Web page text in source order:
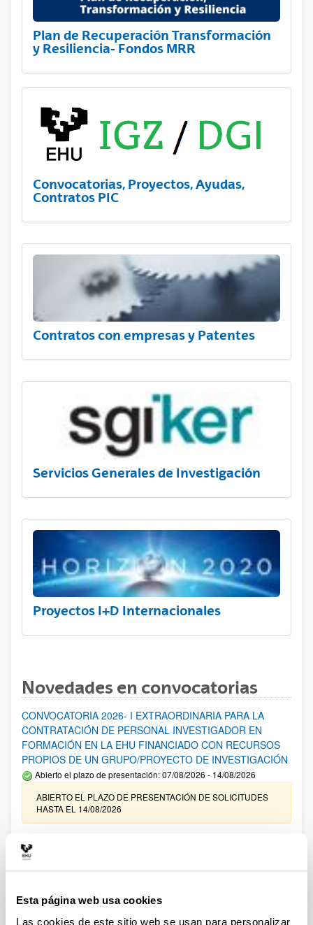
Esta página web usa cookies
Las cookies de este sitio web se usan para personalizar
Plan de Recuperación Transformación
y Resiliencia- Fondos MRR
Convocatorias, Proyectos, Ayudas,
Contratos PIC
Contratos con empresas y Patentes
Servicios Generales de Investigación
Proyectos I+D Internacionales
Novedades en convocatorias
CONVOCATORIA 2026- I EXTRAORDINARIA PARA LA
CONTRATACIÓN DE PERSONAL INVESTIGADOR EN
FORMACIÓN EN LA EHU FINANCIADO CON RECURSOS
PROPIOS DE UN GRUPO/PROYECTO DE INVESTIGACIÓN
Abierto el plazo de presentación: 07/08/2026 - 14/08/2026
ABIERTO EL PLAZO DE PRESENTACIÓN DE SOLICITUDES
HASTA EL 14/08/2026
Ayudas para financiación de la adquisición y renovación de
infraestructura científica y fondos bibliográficos en la
UPV/EHU 2026
25/03/2026: Corrección de errores del listado provisional de
solicitudes admitidas y excluidas. 23/03/2026: Relación